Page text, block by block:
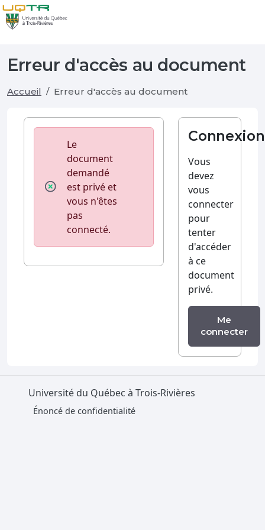
Erreur d'accès au document
Accueil Erreur d'accès au document
Le
document
demandé
est privé et
vous n'êtes
pas
connecté.
Connexion
Vous
devez
vous
connecter
pour
tenter
d'accéder
à ce
document
privé.
Me
connecter
Université du Québec à Trois-Rivières
Énoncé de confidentialité